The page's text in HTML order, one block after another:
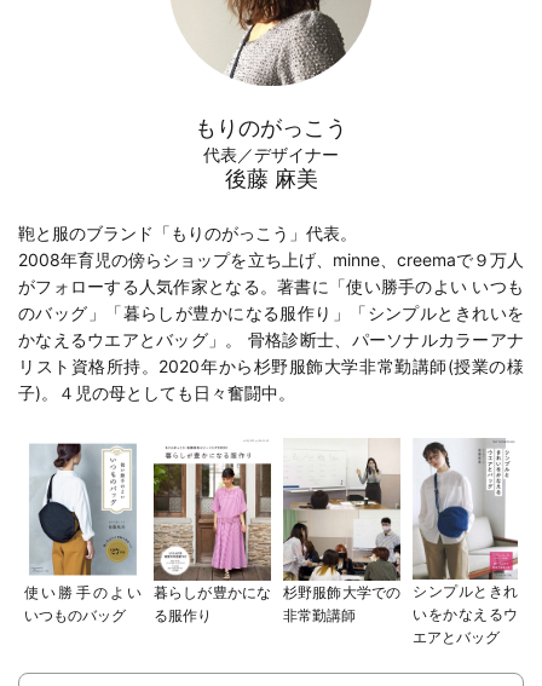
もりのがっこう
代表／デザイナー
後藤 麻美
鞄と服のブランド「もりのがっこう」代表。
2008年育児の傍らショップを立ち上げ、minne、creemaで９万人
がフォローする人気作家となる。著書に「使い勝手のよい いつも
のバッグ 」「暮らしが豊かになる服作り 」「シンプルときれいを
かなえるウエアとバッグ 」。 骨格診断士、パーソナルカラーアナ
リスト資格所持。2020年から杉野服飾大学非常勤講師(授業の様
子)。４児の母としても日々奮闘中。
使い勝手のよい
いつものバッグ
暮らしが豊かにな
る服作り
杉野服飾大学での
非常勤講師
シンプルときれ
いをかなえるウ
エアとバッグ